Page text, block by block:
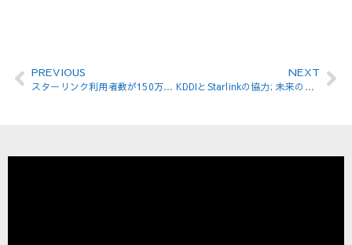
PREVIOUS
スターリンク利用者数が150万人を突破、一時的なサービス停止も発生
NEXT
KDDIとStarlinkの協力: 未来の通信環境への挑戦